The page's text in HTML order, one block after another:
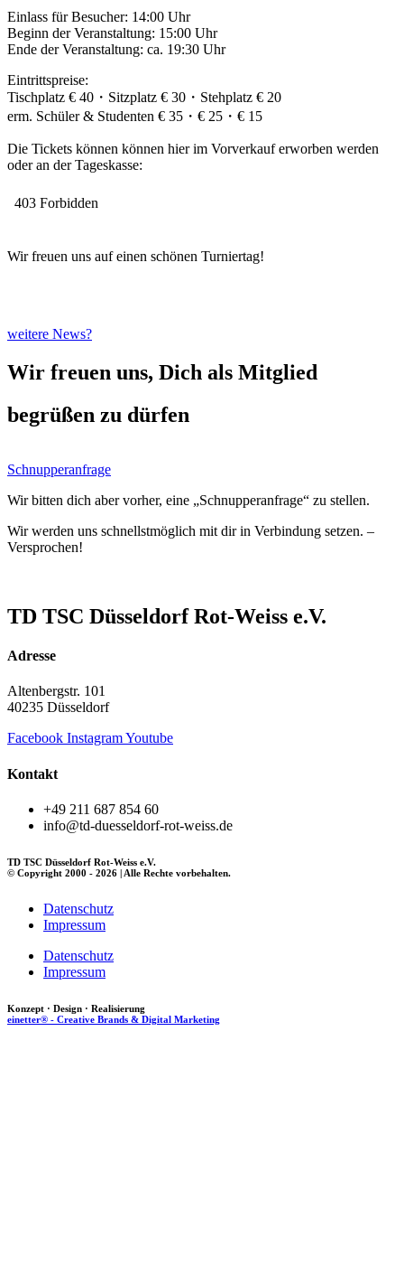
Einlass für Besucher: 14:00 Uhr
Beginn der Veranstaltung: 15:00 Uhr
Ende der Veranstaltung: ca. 19:30 Uhr
Eintrittspreise:
Tischplatz € 40・Sitzplatz € 30・Stehplatz € 20
erm. Schüler & Studenten € 35・€ 25・€ 15
Die Tickets können können hier im Vorverkauf erworben werden
oder an der Tageskasse:
Wir freuen uns auf einen schönen Turniertag!
weitere News?
Wir freuen uns, Dich als Mitglied
begrüßen zu dürfen
Schnupperanfrage
Wir bitten dich aber vorher, eine „Schnupperanfrage“ zu stellen.
Wir werden uns schnellstmöglich mit dir in Verbindung setzen. –
Versprochen!
TD TSC Düsseldorf Rot-Weiss e.V.
Adresse
Altenbergstr. 101
40235 Düsseldorf
Facebook InstagramYoutube
Kontakt
+49 211 687 854 60
info@td-duesseldorf-rot-weiss.de
TD TSC Düsseldorf Rot-Weiss e.V.
© Copyright 2000 - 2026 | Alle Rechte vorbehalten.
Datenschutz
Impressum
Datenschutz
Impressum
Konzept · Design · Realisierung
einetter® - Creative Brands & Digital Marketing